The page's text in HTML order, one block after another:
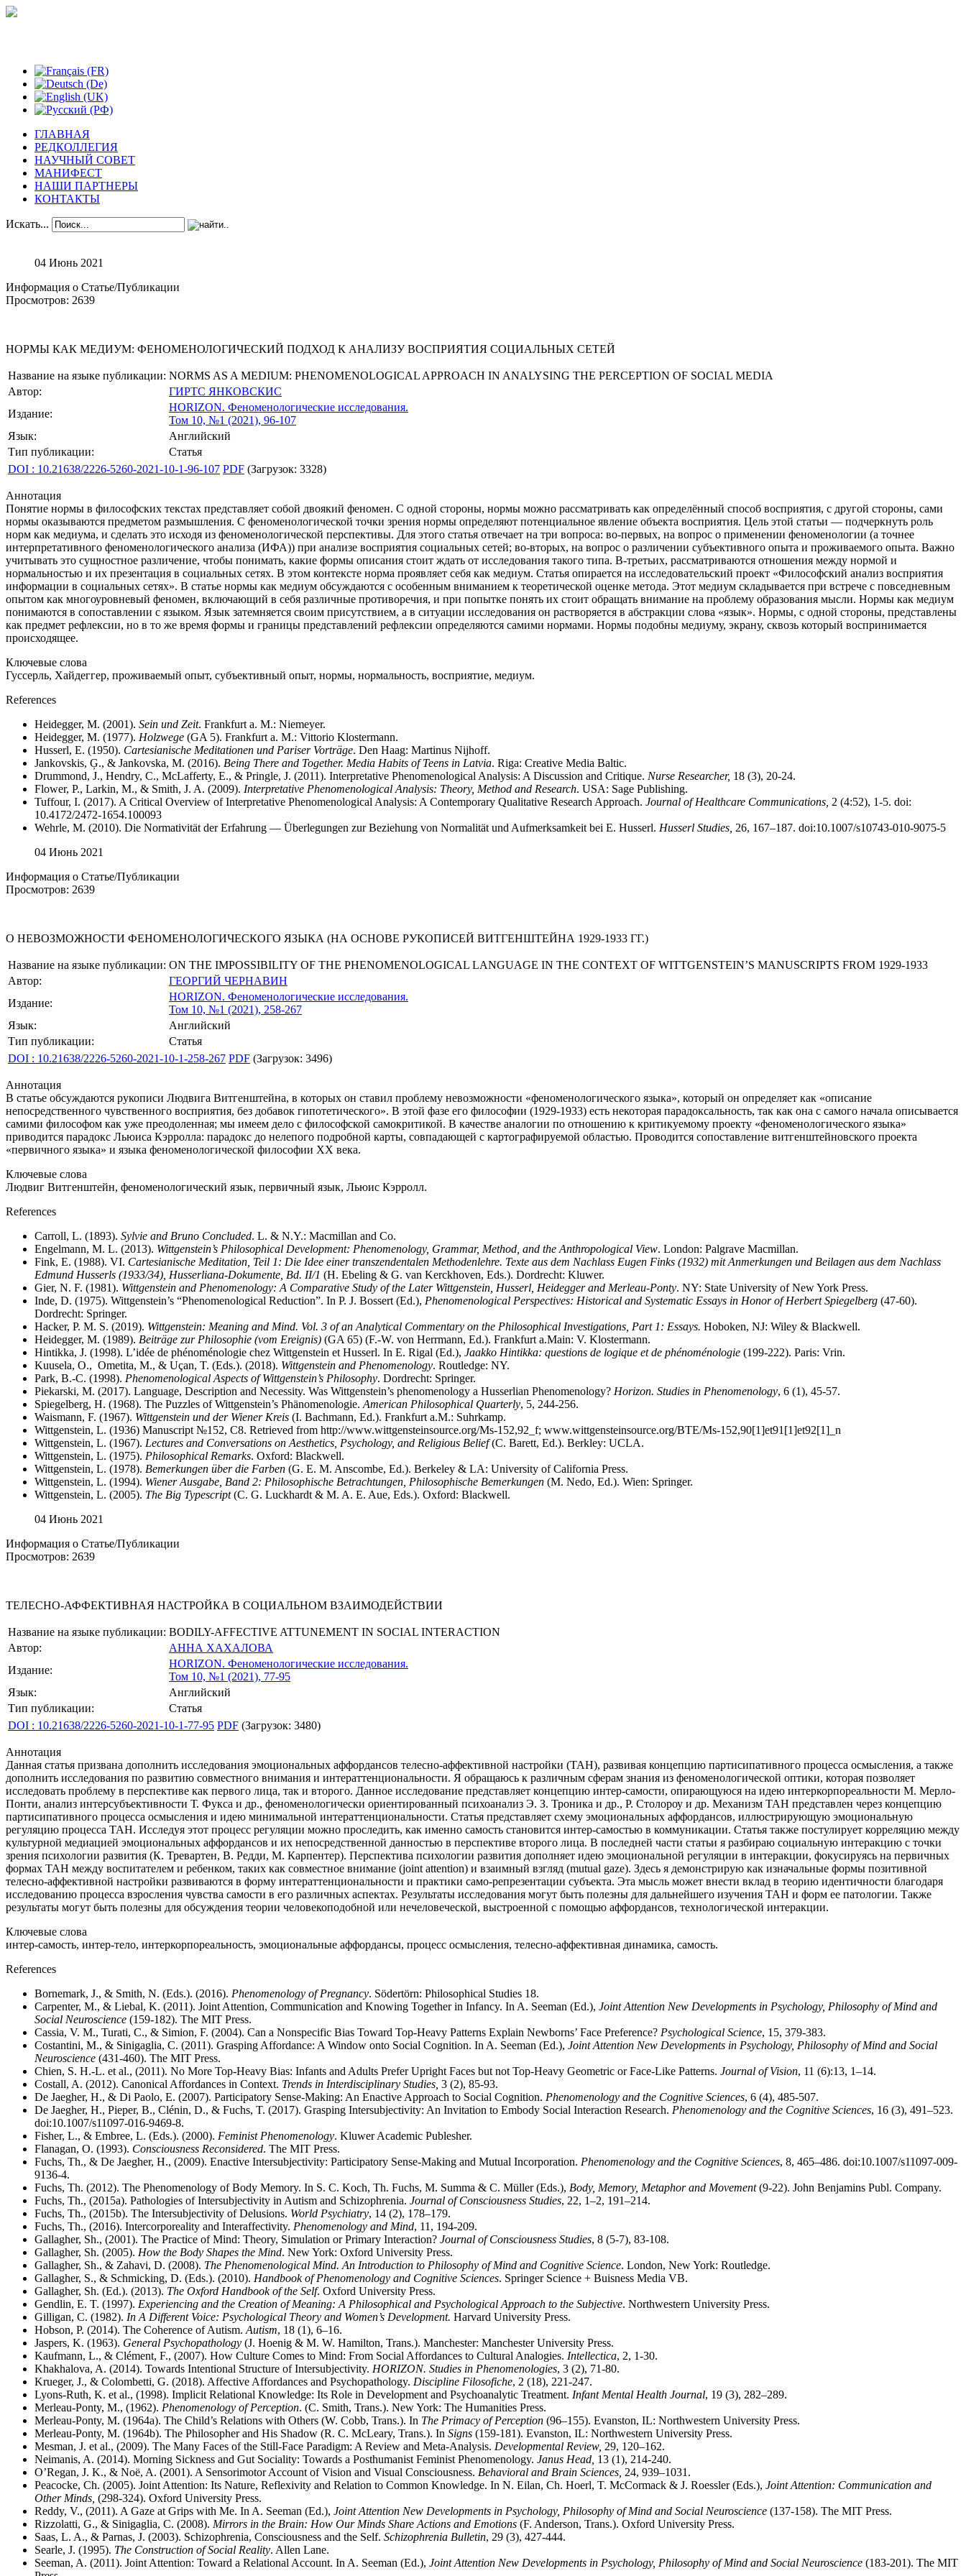
ГЛАВНАЯ
РЕДКОЛЛЕГИЯ
НАУЧНЫЙ СОВЕТ
МАНИФЕСТ
НАШИ ПАРТНЕРЫ
КОНТАКТЫ
Искать...
04 Июнь 2021
Информация о Статье/Публикации
Просмотров: 2639
НОРМЫ КАК МЕДИУМ: ФЕНОМЕНОЛОГИЧЕСКИЙ ПОДХОД К АНАЛИЗУ ВОСПРИЯТИЯ СОЦИАЛЬНЫХ СЕТЕЙ
Название на языке публикации: NORMS AS A MEDIUM: PHENOMENOLOGICAL APPROACH IN ANALYSING THE PERCEPTION OF SOCIAL MEDIA
Автор:
ГИРТС ЯНКОВСКИС
Издание:
HORIZON. Феноменологические исследования.
Том 10, №1 (2021), 96-107
Язык:
Английский
Тип публикации:
Статья
DOI : 10.21638/2226-5260-2021-10-1-96-107 PDF (Загрузок: 3328)
Аннотация
Понятие нормы в философских текстах представляет собой двоякий феномен. С одной стороны, нормы можно рассматривать как определённый способ восприятия, с другой стороны, сами
нормы оказываются предметом размышления. С феноменологической точки зрения нормы определяют потенциальное явление объекта восприятия. Цель этой статьи — подчеркнуть роль
норм как медиума, и сделать это исходя из феноменологической перспективы. Для этого статья отвечает на три вопроса: во-первых, на вопрос о применении феноменологии (а точнее
интерпретативного феноменологического анализа (ИФА)) при анализе восприятия социальных сетей; во-вторых, на вопрос о различении субъективного опыта и проживаемого опыта. Важно
учитывать это сущностное различение, чтобы понимать, какие формы описания стоит ждать от исследования такого типа. В-третьих, рассматриваются отношения между нормой и
нормальностью и их презентация в социальных сетях. В этом контексте норма проявляет себя как медиум. Статья опирается на исследовательский проект «Философский анализ восприятия
информации в социальных сетях». В статье нормы как медиум обсуждаются с особенным вниманием к теоретической оценке метода. Этот медиум складывается при встрече с повседневным
опытом как многоуровневый феномен, включающий в себя различные противоречия, и при попытке понять их стоит обращать внимание на проблему образования мысли. Нормы как медиум
понимаются в сопоставлении с языком. Язык затемняется своим присутствием, а в ситуации исследования он растворяется в абстракции слова «язык». Нормы, с одной стороны, представлены
как предмет рефлексии, но в то же время формы и границы представлений рефлексии определяются самими нормами. Нормы подобны медиуму, экрану, сквозь который воспринимается
происходящее.
Ключевые слова
Гуссерль, Хайдеггер, проживаемый опыт, субъективный опыт, нормы, нормальность, восприятие, медиум.
References
Heidegger, M. (2001). Sein und Zeit. Frankfurt a. M.: Niemeyer.
Heidegger, M. (1977). Holzwege (GA 5). Frankfurt a. M.: Vittorio Klostermann.
Husserl, E. (1950). Cartesianische Meditationen und Pariser Vorträge. Den Haag: Martinus Nijhoff.
Jankovskis, Ģ., & Jankovska, M. (2016). Being There and Together. Media Habits of Teens in Latvia. Riga: Creative Media Baltic.
Drummond, J., Hendry, C., McLafferty, E., & Pringle, J. (2011). Interpretative Phenomenological Analysis: A Discussion and Critique. Nurse Researcher, 18 (3), 20-24.
Flower, P., Larkin, M., & Smith, J. A. (2009). Interpretative Phenomenological Analysis: Theory, Method and Research. USA: Sage Publishing.
Tuffour, I. (2017). A Critical Overview of Interpretative Phenomenological Analysis: A Contemporary Qualitative Research Approach. Journal of Healthcare Communications, 2 (4:52), 1-5. doi:
10.4172/2472-1654.100093
Wehrle, M. (2010). Die Normativität der Erfahrung — Überlegungen zur Beziehung von Normalität und Aufmerksamkeit bei E. Husserl. Husserl Studies, 26, 167–187. doi:10.1007/s10743-010-9075-5
04 Июнь 2021
Информация о Статье/Публикации
Просмотров: 2639
О НЕВОЗМОЖНОСТИ ФЕНОМЕНОЛОГИЧЕСКОГО ЯЗЫКА (НА ОСНОВЕ РУКОПИСЕЙ ВИТГЕНШТЕЙНА 1929-1933 ГГ.)
Название на языке публикации: ON THE IMPOSSIBILITY OF THE PHENOMENOLOGICAL LANGUAGE IN THE CONTEXT OF WITTGENSTEIN’S MANUSCRIPTS FROM 1929-1933
Автор:
ГЕОРГИЙ ЧЕРНАВИН
Издание:
HORIZON. Феноменологические исследования.
Том 10, №1 (2021), 258-267
Язык:
Английский
Тип публикации:
Статья
DOI : 10.21638/2226-5260-2021-10-1-258-267 PDF (Загрузок: 3496)
Аннотация
В статье обсуждаются рукописи Людвига Витгенштейна, в которых он ставил проблему невозможности «феноменологического языка», который он определяет как «описание
непосредственного чувственного восприятия, без добавок гипотетического». В этой фазе его философии (1929-1933) есть некоторая парадоксальность, так как она с самого начала описывается
самими философом как уже преодоленная; мы имеем дело с философской самокритикой. В качестве аналогии по отношению к критикуемому проекту «феноменологического языка»
приводится парадокс Льюиса Кэрролла: парадокс до нелепого подробной карты, совпадающей с картографируемой областью. Проводится сопоставление витгенштейновского проекта
«первичного языка» и языка феноменологической философии XX века.
Ключевые слова
Людвиг Витгенштейн, феноменологический язык, первичный язык, Льюис Кэрролл.
References
Carroll, L. (1893). Sylvie and Bruno Concluded. L. & N.Y.: Macmillan and Co.
Engelmann, M. L. (2013). Wittgenstein’s Philosophical Development: Phenomenology, Grammar, Method, and the Anthropological View. London: Palgrave Macmillan.
Fink, E. (1988). VI. Cartesianische Meditation, Teil 1: Die Idee einer transzendentalen Methodenlehre. Texte aus dem Nachlass Eugen Finks (1932) mit Anmerkungen und Beilagen aus dem Nachlass
Edmund Husserls (1933/34), Husserliana-Dokumente, Bd. II/1 (H. Ebeling & G. van Kerckhoven, Eds.). Dordrecht: Kluwer.
Gier, N. F. (1981). Wittgenstein and Phenomenology: A Comparative Study of the Later Wittgenstein, Husserl, Heidegger and Merleau-Ponty. NY: State University of New York Press.
Inde, D. (1975). Wittgenstein’s “Phenomenological Reduction”. In P. J. Bossert (Ed.), Phenomenological Perspectives: Historical and Systematic Essays in Honor of Herbert Spiegelberg (47-60).
Dordrecht: Springer.
Hacker, P. M. S. (2019). Wittgenstein: Meaning and Mind. Vol. 3 of an Analytical Commentary on the Philosophical Investigations, Part 1: Essays. Hoboken, NJ: Wiley & Blackwell.
Heidegger, M. (1989). Beiträge zur Philosophie (vom Ereignis) (GA 65) (F.-W. von Herrmann, Ed.). Frankfurt a.Main: V. Klostermann.
Hintikka, J. (1998). L’idée de phénoménologie chez Wittgenstein et Husserl. In E. Rigal (Ed.), Jaakko Hintikka: questions de logique et de phénoménologie (199-222). Paris: Vrin.
Kuusela, O., ‎ Ometita, M., &‎ Uçan, T. (Eds.). (2018). Wittgenstein and Phenomenology. Routledge: NY.
Park, B.-C. (1998). Phenomenological Aspects of Wittgenstein’s Philosophy. Dordrecht: Springer.
Piekarski, M. (2017). Language, Description and Necessity. Was Wittgenstein’s phenomenology a Husserlian Phenomenology? Horizon. Studies in Phenomenology, 6 (1), 45-57.
Spiegelberg, H. (1968). The Puzzles of Wittgenstein’s Phänomenologie. American Philosophical Quarterly, 5, 244-256.
Waismann, F. (1967). Wittgenstein und der Wiener Kreis (I. Bachmann, Ed.). Frankfurt a.M.: Suhrkamp.
Wittgenstein, L. (1936) Manuscript №152, C8. Retrieved from http://www.wittgensteinsource.org/Ms-152,92_f; www.wittgensteinsource.org/BTE/Ms-152,90[1]et91[1]et92[1]_n
Wittgenstein, L. (1967). Lectures and Conversations on Aesthetics, Psychology, and Religious Belief(C. Barett, Ed.). Berkley: UCLA.
Wittgenstein, L. (1975). Philosophical Remarks. Oxford: Blackwell.
Wittgenstein, L. (1978). Bemerkungen über die Farben (G. E. M. Anscombe, Ed.). Berkeley & LA: University of California Press.
Wittgenstein, L. (1994). Wiener Ausgabe, Band 2: Philosophische Betrachtungen, Philosophische Bemerkungen (M. Nedo, Ed.). Wien: Springer.
Wittgenstein, L. (2005). The Big Typescript(C. G. Luckhardt & M. A. E. Aue, Eds.). Oxford: Blackwell.
04 Июнь 2021
Информация о Статье/Публикации
Просмотров: 2639
ТЕЛЕСНО-АФФЕКТИВНАЯ НАСТРОЙКА В СОЦИАЛЬНОМ ВЗАИМОДЕЙСТВИИ
Название на языке публикации: BODILY-AFFECTIVE ATTUNEMENT IN SOCIAL INTERACTION
Автор:
АННА ХАХАЛОВА
Издание:
HORIZON. Феноменологические исследования.
Том 10, №1 (2021), 77-95
Язык:
Английский
Тип публикации:
Статья
DOI : 10.21638/2226-5260-2021-10-1-77-95 PDF (Загрузок: 3480)
Аннотация
Данная статья призвана дополнить исследования эмоциональных аффордансов телесно-аффективной настройки (ТАН), развивая концепцию партисипативного процесса осмысления, а также
дополнить исследования по развитию совместного внимания и интераттенциональности. Я обращаюсь к различным сферам знания из феноменологической оптики, которая позволяет
исследовать проблему в перспективе как первого лица, так и второго. Данное исследование представляет концепцию интер-самости, опирающуюся на идею интеркорпореальности М. Мерло-
Понти, анализ интерсубъективности Т. Фукса и др., феноменологически ориентированный психоанализ Э. З. Троника и др., Р. Столороу и др. Механизм ТАН представлен через концепцию
партисипативного процесса осмысления и идею минимальной интераттенциональности. Статья представляет схему эмоциональных аффордансов, иллюстрирующую эмоциональную
регуляцию процесса ТАН. Исследуя этот процесс регуляции можно проследить, как именно самость становится интер-самостью в коммуникации. Статья также постулирует корреляцию между
культурной медиацией эмоциональных аффордансов и их непосредственной данностью в перспективе второго лица. В последней части статьи я разбираю социальную интеракцию с точки
зрения психологии развития (К. Тревартен, В. Редди, М. Карпентер). Перспектива психологии развития дополняет идею эмоциональной регуляции в интеракции, фокусируясь на первичных
формах ТАН между воспитателем и ребенком, таких как совместное внимание (joint attention) и взаимный взгляд (mutual gaze). Здесь я демонстрирую как изначальные формы позитивной
телесно-аффективной настройки развиваются в форму интераттенциональности и практики само-репрезентации субъекта. Эта мысль может внести вклад в теорию идентичности благодаря
исследованию процесса взросления чувства самости в его различных аспектах. Результаты исследования могут быть полезны для дальнейшего изучения ТАН и форм ее патологии. Также
результаты могут быть полезны для обсуждения теории человекоподобной или нечеловеческой, выстроенной с помощью аффордансов, технологической интеракции.
Ключевые слова
интер-самость, интер-тело, интеркорпореальность, эмоциональные аффордансы, процесс осмысления, телесно-аффективная динамика, самость.
References
Bornemark, J., & Smith, N. (Eds.). (2016). Phenomenology of Pregnancy. Södertörn: Philosophical Studies 18.
Carpenter, M., & Liebal, K. (2011). Joint Attention, Communication and Knowing Together in Infancy. In A. Seeman (Ed.), Joint Attention New Developments in Psychology, Philosophy of Mind and
Social Neuroscience (159-182). The MIT Press.
Cassia, V. M., Turati, C., & Simion, F. (2004). Can a Nonspecific Bias Toward Top-Heavy Patterns Explain Newborns’ Face Preference? Psychological Science, 15, 379-383.
Costantini, M., & Sinigaglia, C. (2011). Grasping Affordance: A Window onto Social Cognition. In A. Seeman (Ed.), Joint Attention New Developments in Psychology, Philosophy of Mind and Social
Neuroscience (431-460). The MIT Press.
Chien, S. H.-L. et al., (2011). No More Top-Heavy Bias: Infants and Adults Prefer Upright Faces but not Top-Heavy Geometric or Face-Like Patterns. Journal of Vision, 11 (6):13, 1–14.
Costall, A. (2012). Canonical Affordances in Context. Trends in Interdisciplinary Studies, 3 (2), 85-93.
De Jaegher, H., & Di Paolo, E. (2007). Participatory Sense-Making: An Enactive Approach to Social Cognition. Phenomenology and the Cognitive Sciences, 6 (4), 485-507.
De Jaegher, H., Pieper, B., Clénin, D., & Fuchs, T. (2017). Grasping Intersubjectivity: An Invitation to Embody Social Interaction Research. Phenomenology and the Cognitive Sciences, 16 (3), 491–523.
doi:10.1007/s11097-016-9469-8.
Fisher, L., & Embree, L. (Eds.). (2000). Feminist Phenomenology. Kluwer Academic Publesher.
Flanagan, O. (1993). Consciousness Reconsidered. The MIT Press.
Fuchs, Th., & De Jaegher, H., (2009). Enactive Intersubjectivity: Participatory Sense-Making and Mutual Incorporation. Phenomenology and the Cognitive Sciences, 8, 465–486. doi:10.1007/s11097-009-
9136-4.
Fuchs, Th. (2012). The Phenomenology of Body Memory. In S. C. Koch, Th. Fuchs, M. Summa & C. Müller (Eds.), Body, Memory, Metaphor and Movement(9-22). John Benjamins Publ. Company.
Fuchs, Th., (2015a). Pathologies of Intersubjectivity in Autism and Schizophrenia. Journal of Consciousness Studies, 22, 1–2, 191–214.
Fuchs, Th., (2015b). The Intersubjectivity of Delusions. World Psychiatry, 14 (2), 178–179.
Fuchs, Th., (2016). Intercorporeality and Interaffectivity. Phenomenology and Mind, 11, 194-209.
Gallagher, Sh., (2001). The Practice of Mind: Theory, Simulation or Primary Interaction? Journal of Consciousness Studies, 8 (5-7), 83-108.
Gallagher, Sh. (2005). How the Body Shapes the Mind. New York: Oxford University Press.
Gallagher, Sh., & Zahavi, D. (2008). The Phenomenological Mind. An Introduction to Philosophy of Mind and Cognitive Science. London, New York: Routledge.
Gallagher, S., & Schmicking, D. (Eds.). (2010). Handbook of Phenomenology and Cognitive Sciences. Springer Science + Buisness Media VB.
Gallagher, Sh. (Ed.). (2013). The Oxford Handbook of the Self. Oxford University Press.
Gendlin, E. T. (1997). Experiencing and the Creation of Meaning: A Philosophical and Psychological Approach to the Subjective. Northwestern University Press.
Gilligan, C. (1982). In A Different Voice: Psychological Theory and Women’s Development. Harvard University Press.
Hobson, P. (2014). The Coherence of Autism. Autism, 18 (1), 6–16.
Jaspers, K. (1963). General Psychopathology (J. Hoenig & M. W. Hamilton, Trans.). Manchester: Manchester University Press.
Kaufmann, L., & Clément, F., (2007). How Culture Comes to Mind: From Social Affordances to Cultural Analogies. Intellectica, 2, 1-30.
Khakhalova, A. (2014). Towards Intentional Structure of Intersubjectivity. HORIZON. Studies in Phenomenologies, 3 (2), 71-80.
Krueger, J., & Colombetti, G. (2018). Affective Affordances and Psychopathology. Discipline Filosofiche, 2 (18), 221-247.
Lyons-Ruth, K. et al., (1998). Implicit Relational Knowledge: Its Role in Development and Psychoanalytic Treatment. Infant Mental Health Journal, 19 (3), 282–289.
Merleau-Ponty, M., (1962). Phenomenology of Perception. (C. Smith, Trans.). New York: The Humanities Press.
Merleau-Ponty, M. (1964a). The Child’s Relations with Others (W. Cobb, Trans.). In The Primacy of Perception (96–155). Evanston, IL: Northwestern University Press.
Merleau-Ponty, M. (1964b). The Philosopher and His Shadow (R. C. McLeary, Trans.). In Signs (159-181). Evanston, IL: Northwestern University Press.
Mesman, J. et al., (2009). The Many Faces of the Still-Face Paradigm: A Review and Meta-Analysis. Developmental Review, 29, 120–162.
Neimanis, A. (2014). Morning Sickness and Gut Sociality: Towards a Posthumanist Feminist Phenomenology. Janus Head, 13 (1), 214-240.
O’Regan, J. K., & Noë, A. (2001). A Sensorimotor Account of Vision and Visual Consciousness. Behavioral and Brain Sciences, 24, 939–1031.
Peacocke, Ch. (2005). Joint Attention: Its Nature, Reflexivity and Relation to Common Knowledge. In N. Eilan, Ch. Hoerl, T. McCormack & J. Roessler (Eds.), Joint Attention: Communication and
Other Minds, (298-324). Oxford University Press.
Reddy, V., (2011). A Gaze at Grips with Me. In A. Seeman (Ed.), Joint Attention New Developments in Psychology, Philosophy of Mind and Social Neuroscience (137-158). The MIT Press.
Rizzolatti, G., & Sinigaglia, C. (2008). Mirrors in the Brain: How Our Minds Share Actions and Emotions (F. Anderson, Trans.). Oxford University Press.
Saas, L. A., & Parnas, J. (2003). Schizophrenia, Consciousness and the Self. Schizophrenia Bulletin, 29 (3), 427-444.
Searle, J. (1995). The Construction of Social Reality. Allen Lane.
Seeman, A. (2011). Joint Attention: Toward a Relational Account. In A. Seeman (Ed.), Joint Attention New Developments in Psychology, Philosophy of Mind and Social Neuroscience (183-201). The MIT